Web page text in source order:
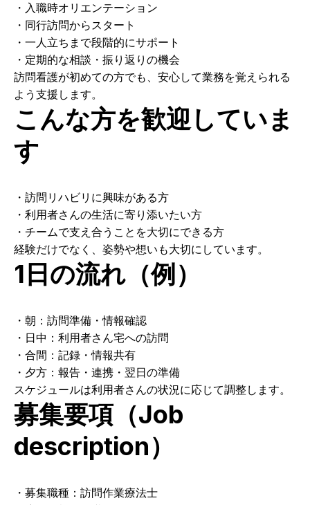
・入職時オリエンテーション
・同行訪問からスタート
・一人立ちまで段階的にサポート
・定期的な相談・振り返りの機会
訪問看護が初めての方でも、安心して業務を覚えられる
よう支援します。
こんな方を歓迎していま
す
・訪問リハビリに興味がある方
・利用者さんの生活に寄り添いたい方
・チームで支え合うことを大切にできる方
経験だけでなく、姿勢や想いも大切にしています。
1日の流れ（例）
・朝：訪問準備・情報確認
・日中：利用者さん宅への訪問
・合間：記録・情報共有
・夕方：報告・連携・翌日の準備
スケジュールは利用者さんの状況に応じて調整します。
募集要項（Job
description）
・募集職種：訪問作業療法士